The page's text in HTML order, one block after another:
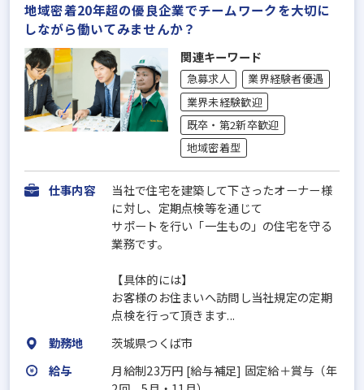
地域密着20年超の優良企業でチームワークを大切に
しながら働いてみませんか？
関連キーワード
急募求人
業界経験者優遇
業界未経験歓迎
既卒・第2新卒歓迎
地域密着型
仕事内容
当社で住宅を建築して下さったオーナー様
に対し、定期点検等を通じて
サポートを行い「一生もの」の住宅を守る
業務です。
【具体的には】
お客様のお住まいへ訪問し当社規定の定期
点検を行って頂きます...
勤務地
茨城県つくば市
給与
月給制23万円 [給与補足] 固定給＋賞与（年